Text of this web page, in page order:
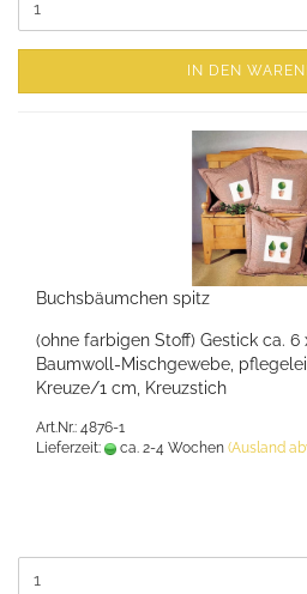
IN DEN
Buchsbäumchen spitz
(ohne farbigen Stoff) Gestick ca. 6
Baumwoll-Mischgewebe,
Kreuze/1 cm, Kreuzstich
Art.Nr.: 4876-1
Lieferzeit:
ca. 2-4 Wochen (Ausland